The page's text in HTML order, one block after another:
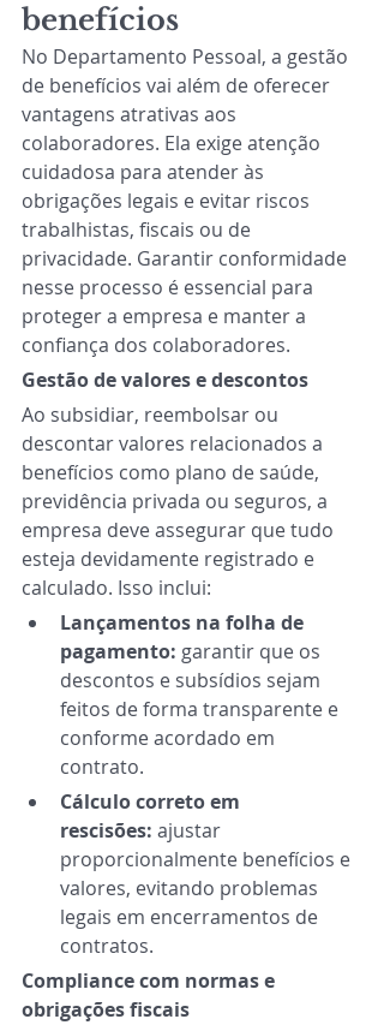
benefícios
No Departamento Pessoal, a gestão
de benefícios vai além de oferecer
vantagens atrativas aos
colaboradores. Ela exige atenção
cuidadosa para atender às
obrigações legais e evitar riscos
trabalhistas, fiscais ou de
privacidade. Garantir conformidade
nesse processo é essencial para
proteger a empresa e manter a
confiança dos colaboradores.
Gestão de valores e descontos
Ao subsidiar, reembolsar ou
descontar valores relacionados a
benefícios como plano de saúde,
previdência privada ou seguros, a
empresa deve assegurar que tudo
esteja devidamente registrado e
calculado. Isso inclui:
Lançamentos na folha de
pagamento: garantir que os
descontos e subsídios sejam
feitos de forma transparente e
conforme acordado em
contrato.
Cálculo correto em
rescisões: ajustar
proporcionalmente benefícios e
valores, evitando problemas
legais em encerramentos de
contratos.
Compliance com normas e
obrigações fiscais